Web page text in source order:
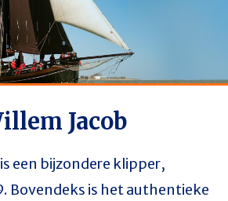
Jacob
een bijzondere klipper,
Bovendeks is het authentieke